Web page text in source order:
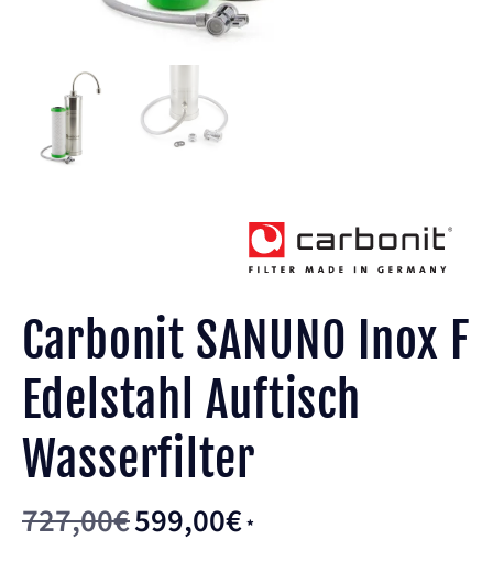
Carbonit SANUNO Inox F
Edelstahl Auftisch
Wasserfilter
727,00€Ursprünglicher
599,00€Aktueller
*